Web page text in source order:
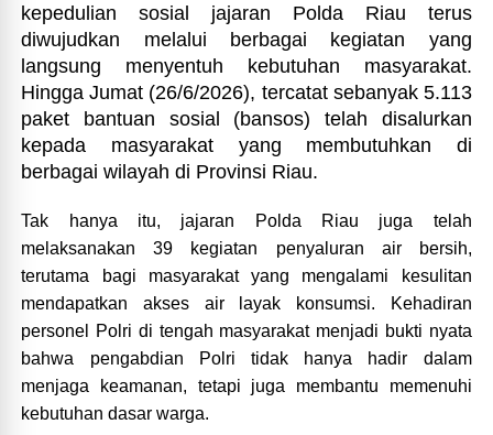
kepedulian sosial jajaran Polda Riau terus
diwujudkan melalui berbagai kegiatan yang
langsung menyentuh kebutuhan masyarakat.
Hingga Jumat (26/6/2026), tercatat sebanyak 5.113
paket bantuan sosial (bansos) telah disalurkan
kepada masyarakat yang membutuhkan di
berbagai wilayah di Provinsi Riau.
Tak hanya itu, jajaran Polda Riau juga telah
melaksanakan 39 kegiatan penyaluran air bersih,
terutama bagi masyarakat yang mengalami kesulitan
mendapatkan akses air layak konsumsi. Kehadiran
personel Polri di tengah masyarakat menjadi bukti nyata
bahwa pengabdian Polri tidak hanya hadir dalam
menjaga keamanan, tetapi juga membantu memenuhi
kebutuhan dasar warga.